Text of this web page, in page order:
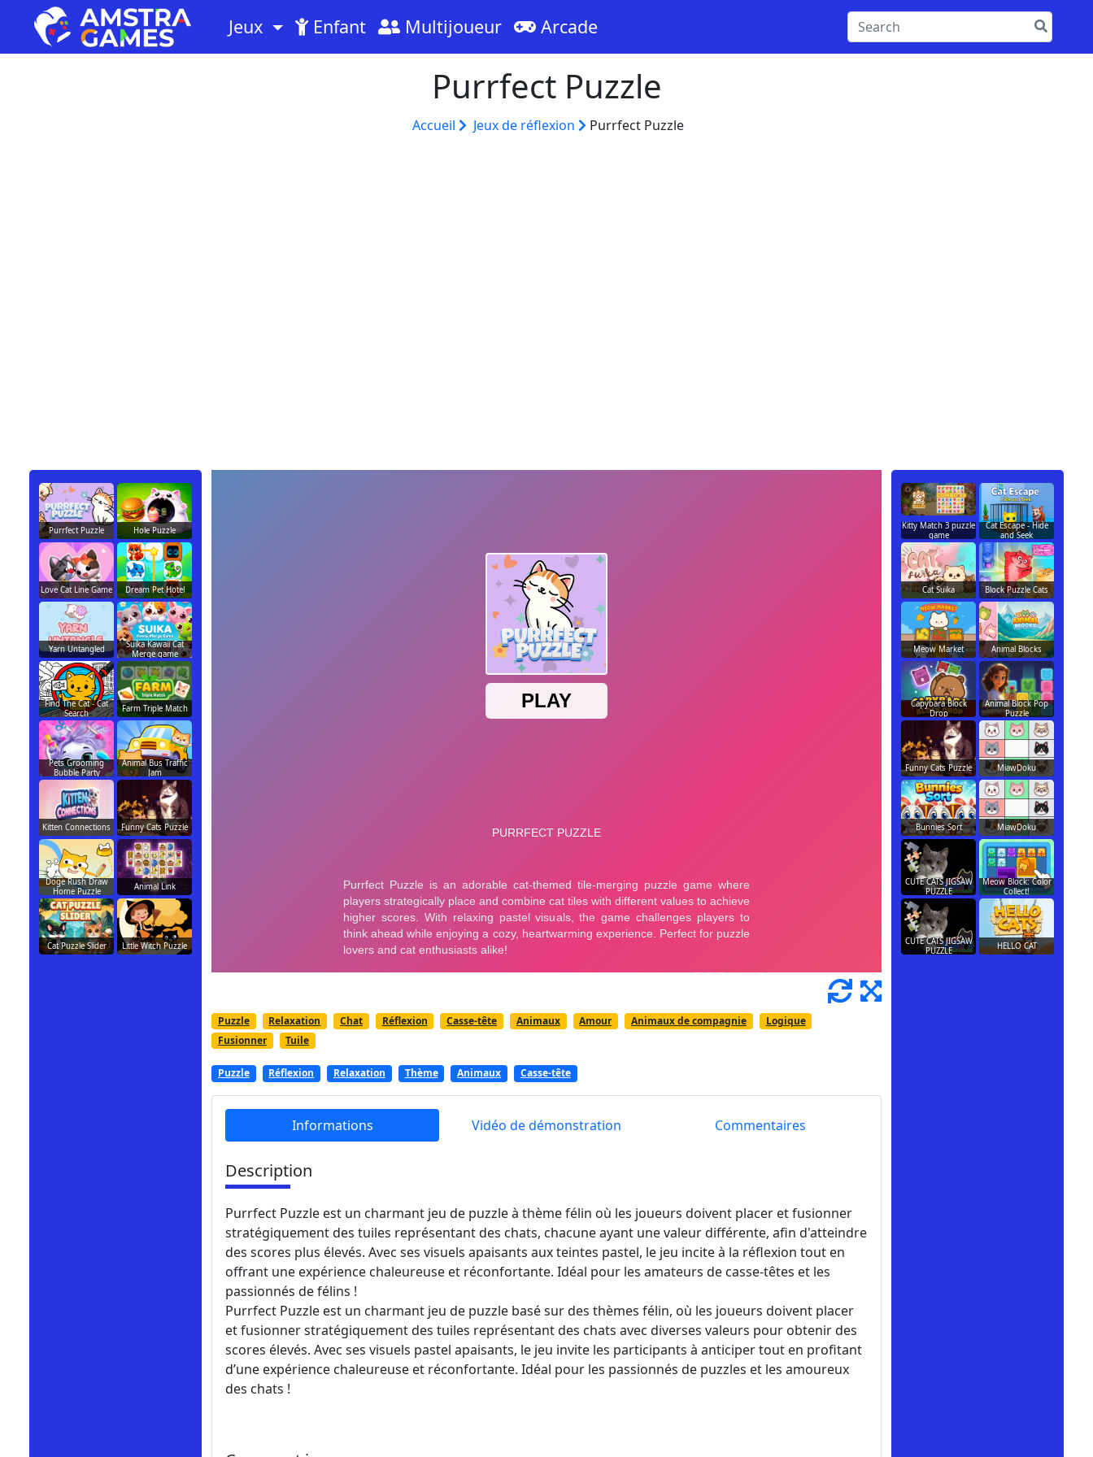
Jeux Enfant Multijoueur Arcade
Purrfect Puzzle
Accueil Jeux de réflexion Purrfect Puzzle
Puzzle Relaxation Chat Réflexion Casse-tête Animaux Amour Animaux de compagnie
Logique
Fusionner
Tuile
Puzzle Réflexion Relaxation Thème Animaux Casse-tête
Informations Vidéo de démonstration Commentaires
Description
Purrfect Puzzle est un charmant jeu de puzzle à thème félin où les joueurs doivent placer et fusionner
stratégiquement des tuiles représentant des chats, chacune ayant une valeur différente, afin d'atteindre
des scores plus élevés. Avec ses visuels apaisants aux teintes pastel, le jeu incite à la réflexion tout en
offrant une expérience chaleureuse et réconfortante. Idéal pour les amateurs de casse-têtes et les
passionnés de félins !
Purrfect Puzzle est un charmant jeu de puzzle basé sur des thèmes félin, où les joueurs doivent placer
et fusionner stratégiquement des tuiles représentant des chats avec diverses valeurs pour obtenir des
scores élevés. Avec ses visuels pastel apaisants, le jeu invite les participants à anticiper tout en profitant
d’une expérience chaleureuse et réconfortante. Idéal pour les passionnés de puzzles et les amoureux
des chats !
Purrfect Puzzle Hole Puzzle
Love Cat Line Game Dream Pet Hotel
Yarn Untangled
Suika Kawaii Cat
Merge game
Find The Cat - Cat
Search
Farm Triple Match
Pets Grooming
Bubble Party
Animal Bus Traffic
Jam
Kitten Connections Funny Cats Puzzle
Doge Rush Draw
Home Puzzle
Animal Link
Cat Puzzle Slider Little Witch Puzzle
Kitty Match 3 puzzle
game
Cat Escape - Hide
and Seek
Cat Suika Block Puzzle Cats
Meow Market Animal Blocks
Capybara Block
Drop
Animal Block Pop
Puzzle
Funny Cats Puzzle MiawDoku
Bunnies Sort MiawDoku
CUTE CATS JIGSAW
PUZZLE
Meow Block: Color
Collect!
CUTE CATS JIGSAW
PUZZLE
HELLO CAT